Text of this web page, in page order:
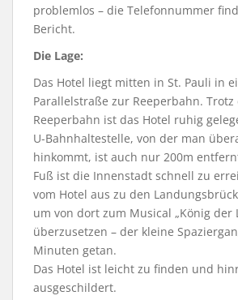
problemlos – die Telefonnummer
Bericht.
Die Lage:
Das Hotel liegt mitten in St. Pauli in
Parallelstraße zur Reeperbahn.
Reeperbahn ist das Hotel ruhig
U-Bahnhaltestelle, von der man
hinkommt, ist auch nur 200m
Fuß ist die Innenstadt schnell zu
vom Hotel aus zu den
um von dort zum Musical „König der
überzusetzen – der kleine
Minuten getan.
Das Hotel ist leicht zu finden und
ausgeschildert.